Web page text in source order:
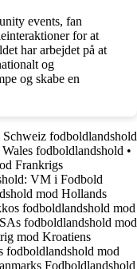
events, fan
for at
har arbejdet på at
og
og skabe en
fodboldlandshold
fodboldlandshold •
Frankrigs
VM i Fodbold
mod Hollands
fodboldlandshold mod
fodboldlandshold mod
mod Kroatiens
mod
Fodboldlandshold